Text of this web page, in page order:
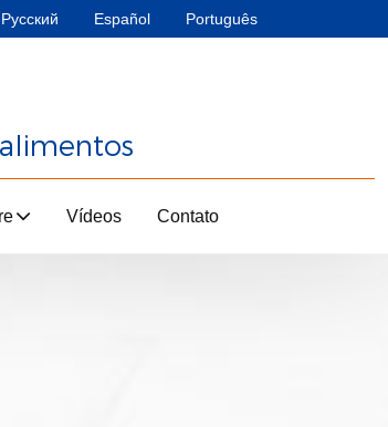
Русский Español Português
Vídeos Contato